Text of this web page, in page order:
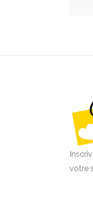
votre